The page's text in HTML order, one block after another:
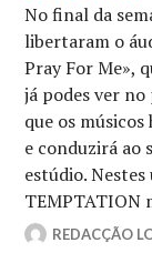
No final da
libertaram o
Pray For Me»,
já podes ver
que os
e conduzirá ao
estúdio.
TEMPTATION
REDACÇÃO